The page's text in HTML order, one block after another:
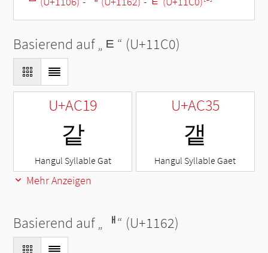
Basierend auf „ ᇀ “ (U+11C0)
U+AC19
같
Hangul Syllable Gat
U+AC35
갵
Hangul Syllable Gaet
Mehr Anzeigen
Basierend auf „ ᅢ“ (U+1162)